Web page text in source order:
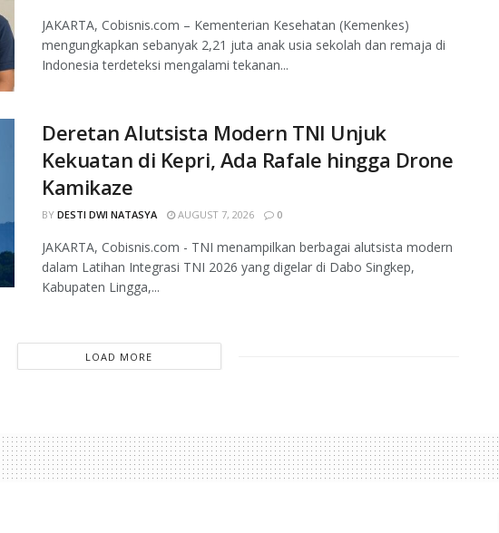
JAKARTA, Cobisnis.com – Kementerian Kesehatan (Kemenkes)
mengungkapkan sebanyak 2,21 juta anak usia sekolah dan remaja di
Indonesia terdeteksi mengalami tekanan...
Deretan Alutsista Modern TNI Unjuk
Kekuatan di Kepri, Ada Rafale hingga Drone
Kamikaze
BY DESTI DWI NATASYA AUGUST 7, 2026 0
JAKARTA, Cobisnis.com - TNI menampilkan berbagai alutsista modern
dalam Latihan Integrasi TNI 2026 yang digelar di Dabo Singkep,
Kabupaten Lingga,...
LOAD MORE